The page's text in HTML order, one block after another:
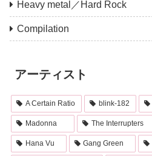
Heavy metal／Hard Rock
Compilation
アーティスト
A Certain Ratio blink-182
Madonna The Interrupters
Hana Vu Gang Green